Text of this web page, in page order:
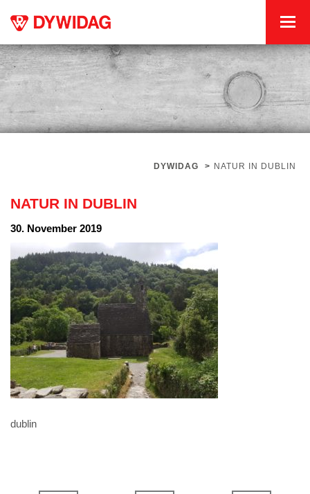
DYWIDAG > NATUR IN DUBLIN
NATUR IN DUBLIN
30. November 2019
dublin